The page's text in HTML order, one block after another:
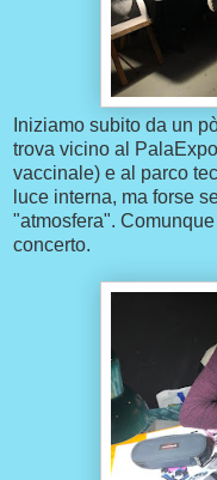
Iniziamo subito da un
trova vicino al
vaccinale) e al parco
luce interna, ma forse
"atmosfera".
concerto.